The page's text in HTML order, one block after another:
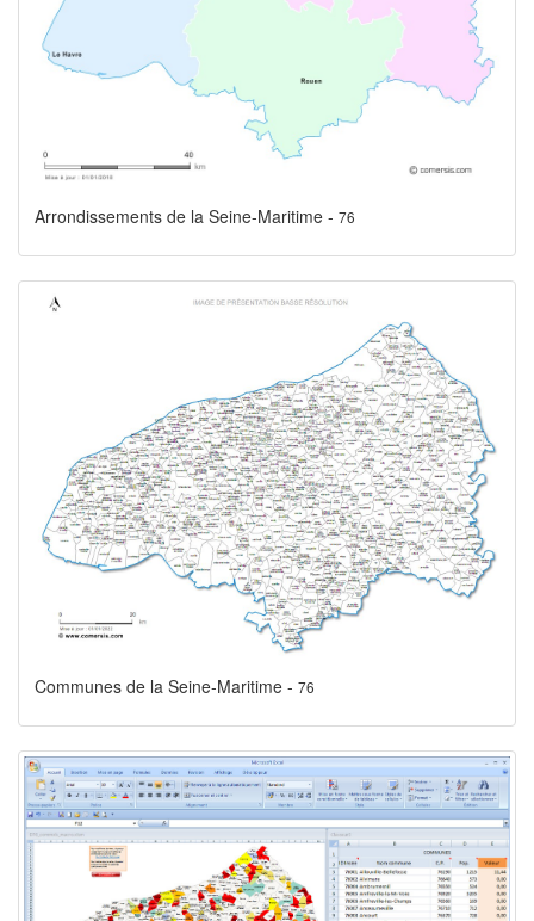
Arrondissements de la Seine-Maritime - 76
Communes de la Seine-Maritime - 76